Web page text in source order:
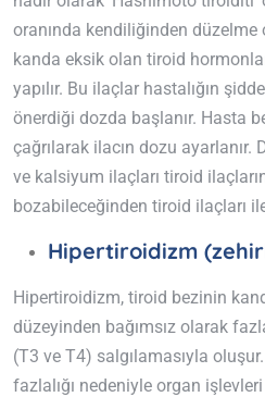
oranında kendiliğinden
kanda eksik olan tiroid
yapılır. Bu ilaçlar hastalığın
önerdiği dozda başlanır. Hasta
çağrılarak ilacın dozu ayarlanır.
ve kalsiyum ilaçları tiroid
bozabileceğinden tiroid ilaçları
Hipertiroidizm
Hipertiroidizm, tiroid bezinin
düzeyinden bağımsız olarak
(T3 ve T4) salgılamasıyla
fazlalığı nedeniyle organ işlevleri